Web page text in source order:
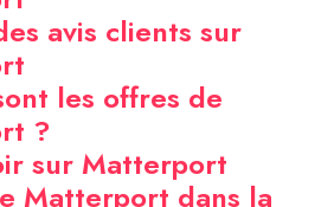
avis clients sur
les offres de
?
sur Matterport
Matterport dans la